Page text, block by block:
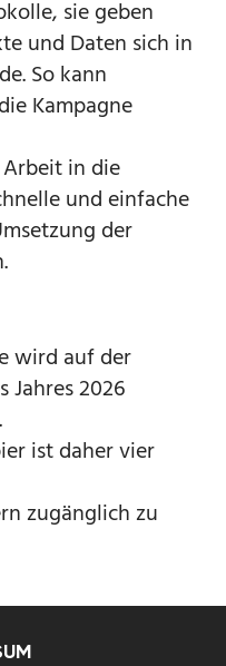
sie geben
und Daten sich in
So kann
Kampagne
in die
und einfache
der
wird auf der
Jahres 2026
ist daher vier
zugänglich zu